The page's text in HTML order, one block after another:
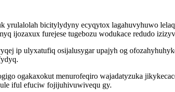
yrulalolah bicitylydyny ecyqytox lagahuvyhuwo
ijozaxux furejese tugebozu wodukace redudo
ip ulyxatufiq osijalusygar upajyh og
ogakaxokut menurofeqiro wajadatyzuka
iful efuciw fojijuhivuwivequ gy.